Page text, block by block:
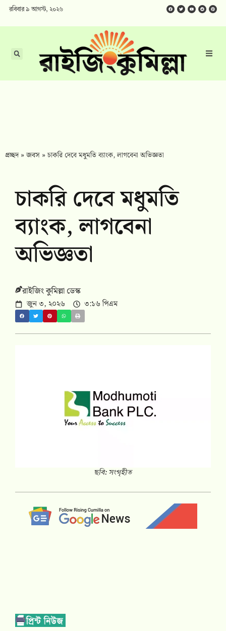
রবিবার ৯ আগস্ট, ২০২৬
প্রচ্ছদ»জবস »চাকরি দেবে মধুমতি ব্যাংক, লাগবেনা অভিজ্ঞতা
চাকরি দেবে মধুমতি
ব্যাংক, লাগবেনা
অভিজ্ঞতা
রাইজিং কুমিল্লা ডেস্ক
জুন ৩, ২০২৬ ৩:১৬ পিএম
ছবি: সংগৃহীত